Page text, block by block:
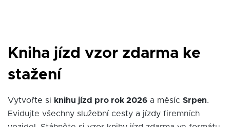
Kniha jízd vzor zdarma ke
stažení
Vytvořte si knihu jízd pro rok 2026 a měsíc Srpen.
Evidujte všechny služební cesty a jízdy firemních